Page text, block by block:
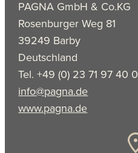
PAGNA GmbH & Co.KG
Rosenburger Weg 81
39249 Barby
Deutschland
Tel. +49 (0) 23 71 97 40 0
info@pagna.de
www.pagna.de